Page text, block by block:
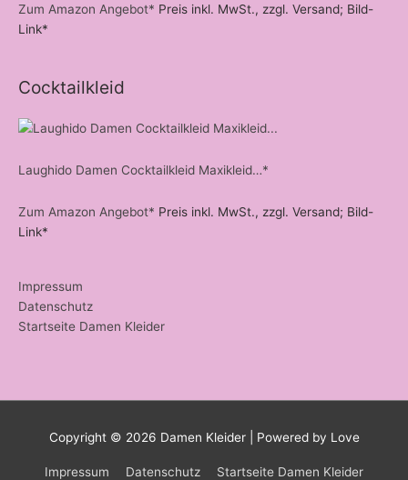
Zum Amazon Angebot* Preis inkl. MwSt., zzgl. Versand; Bild-
Link*
Cocktailkleid
Laughido Damen Cocktailkleid Maxikleid…*
Zum Amazon Angebot* Preis inkl. MwSt., zzgl. Versand; Bild-
Link*
Impressum
Datenschutz
Startseite Damen Kleider
Copyright © 2026 Damen Kleider| Powered by Love
Impressum Datenschutz Startseite Damen Kleider